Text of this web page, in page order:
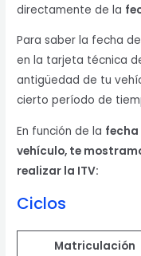
directamente de la
Para saber la fecha
en la tarjeta técnica
antigüedad de tu
cierto período de
En función de la
vehículo, te
realizar la ITV:
Ciclos
Matriculación